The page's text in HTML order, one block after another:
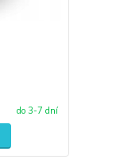
do 3-7 dní